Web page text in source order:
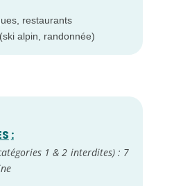
restaurants
alpin, randonnée)
:
1 & 2 interdites) : 7